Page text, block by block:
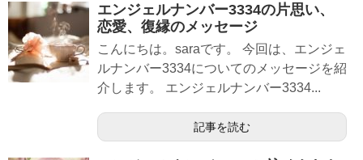
エンジェルナンバー3334の片思い、
恋愛、復縁のメッセージ
こんにちは。saraです。 今回は、エンジェ
ルナンバー3334についてのメッセージを紹
介します。 エンジェルナンバー3334...
記事を読む